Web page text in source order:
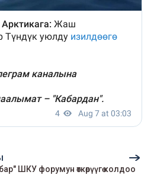
ШКУ форумун өткөрүүгө колдоо